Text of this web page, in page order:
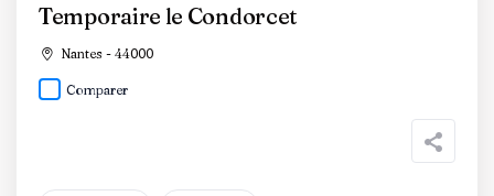
Temporaire le Condorcet
Nantes - 44000
Comparer